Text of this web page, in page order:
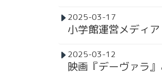
2025-03-17
小学館運営メディ
2025-03-12
映画『デーヴァラ